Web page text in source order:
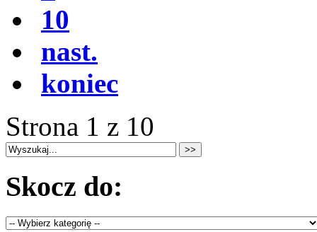
10
nast.
koniec
Strona 1 z 10
Skocz do: